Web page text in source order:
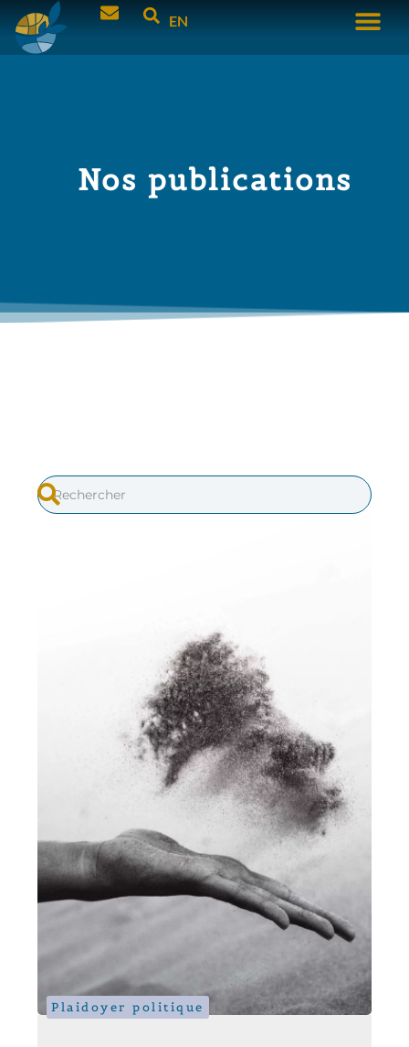
EN
Nos publications
Plaidoyer politique